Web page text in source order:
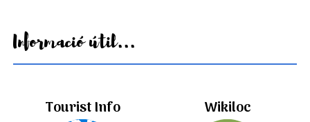
Informació útil...
Tourist Info Wikiloc